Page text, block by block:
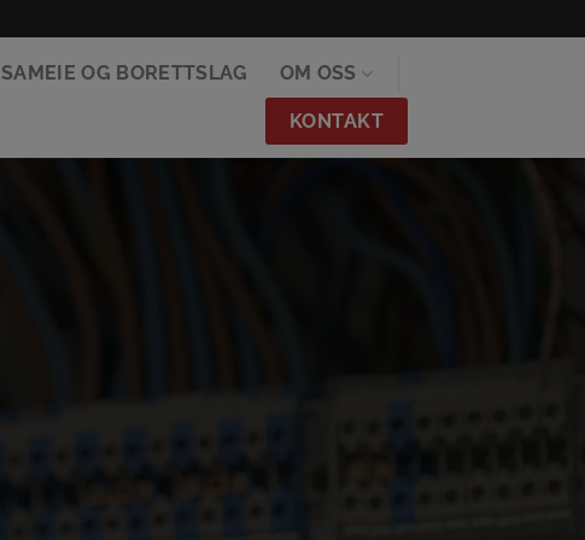
SAMEIE OG BORETTSLAG OM OSS
KONTAKT